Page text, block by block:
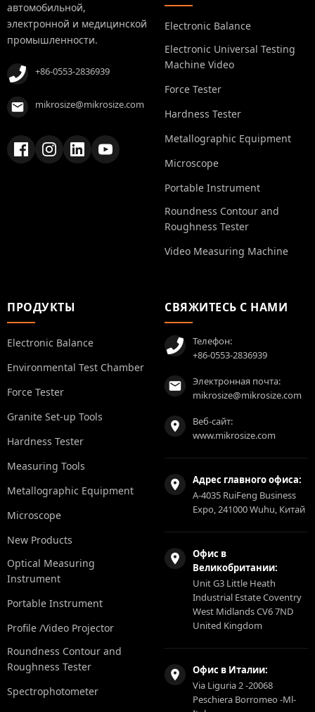
автомобильной,
электронной и медицинской
промышленности.
+86-0553-2836939
mikrosize@mikrosize.com
Electronic Balance
Electronic Universal Testing
Machine Video
Force Tester
Hardness Tester
Metallographic Equipment
Microscope
Portable Instrument
Roundness Contour and
Roughness Tester
Video Measuring Machine
ПРОДУКТЫ
Electronic Balance
Environmental Test Chamber
Force Tester
Granite Set-up Tools
Hardness Tester
Measuring Tools
Metallographic Equipment
Microscope
New Products
Optical Measuring
Instrument
Portable Instrument
Profile /Video Projector
Roundness Contour and
Roughness Tester
Spectrophotometer
СВЯЖИТЕСЬ С НАМИ
Телефон:
+86-0553-2836939
Электронная почта:
mikrosize@mikrosize.com
Веб-сайт:
www.mikrosize.com
Адрес главного офиса:
A-4035 RuiFeng Business
Expo, 241000 Wuhu, Китай
Офис в
Великобритании:
Unit G3 Little Heath
Industrial Estate Coventry
West Midlands CV6 7ND
United Kingdom
Офис в Италии:
Via Liguria 2 -20068
Peschiera Borromeo -Ml-